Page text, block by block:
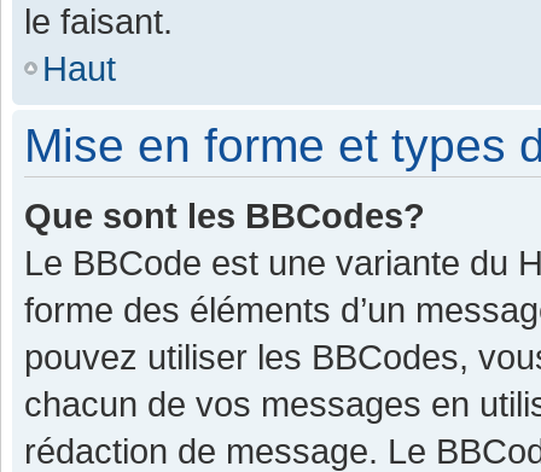
le faisant.
Haut
Mise en forme et types
Que sont les BBCodes?
Le BBCode est une variante du
forme des éléments d’un
pouvez utiliser les BBCodes,
chacun de vos messages en
rédaction de message. Le